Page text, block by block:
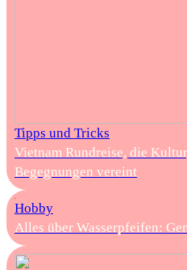
Tipps und Tricks
Vietnam Rundreise, die
Begegnungen vereint
Hobby
Alles über Wasserpfeifen: